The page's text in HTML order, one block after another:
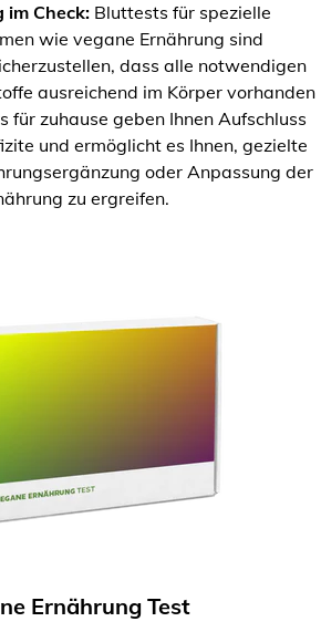
im Check:Bluttests für spezielle
wie vegane Ernährung sind
dass alle notwendigen
ausreichend im Körper vorhanden
für zuhause geben Ihnen Aufschluss
und ermöglicht es Ihnen, gezielte
oder Anpassung der
zu ergreifen.
Ernährung Test